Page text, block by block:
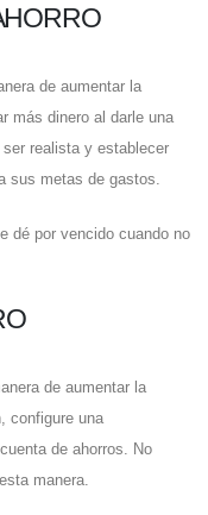
de aumentar la
más dinero al darle una
realista y establecer
sus metas de gastos.
dé por vencido cuando no
de aumentar la
configure una
de ahorros. No
manera.